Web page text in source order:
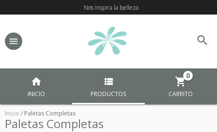
Nos inspira la belleza
INICIO PRODUCTOS CARRITO
0
Inicio / Paletas Completas
Paletas Completas